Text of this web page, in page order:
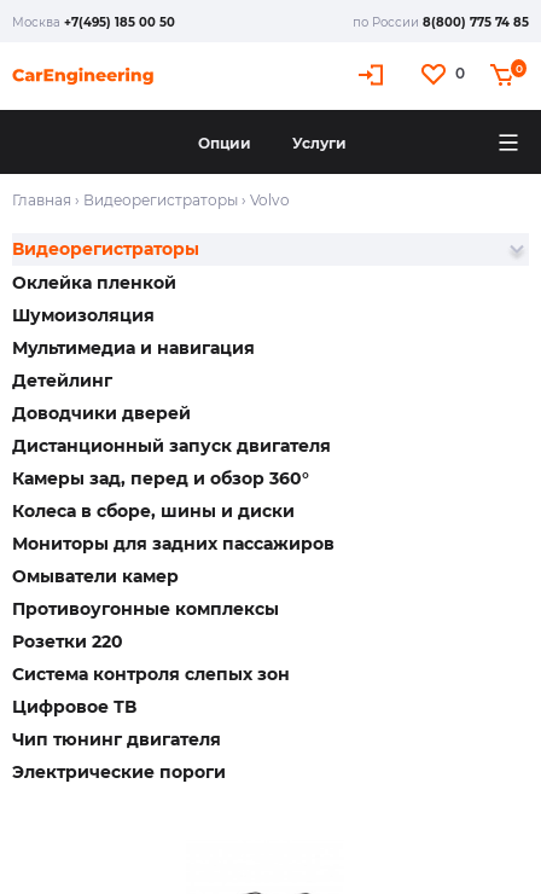
Москва +7(495) 185 00 50 по России 8(800) 775 74 85
0 0
Опции Услуги
Главная › Видеорегистраторы › Volvo
Оклейка пленкой
Шумоизоляция
Мультимедиа и навигация
Детейлинг
Доводчики дверей
Видеорегистраторы
Дистанционный запуск двигателя
Камеры зад, перед и обзор 360°
Колеса в сборе, шины и диски
Мониторы для задних пассажиров
Омыватели камер
Противоугонные комплексы
Розетки 220
Система контроля слепых зон
Цифровое ТВ
Чип тюнинг двигателя
Электрические пороги